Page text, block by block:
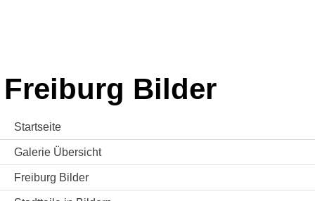
Freiburg Bilder
Startseite
Galerie Übersicht
Freiburg Bilder